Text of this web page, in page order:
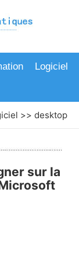
Logiciel
>> desktop
sur la